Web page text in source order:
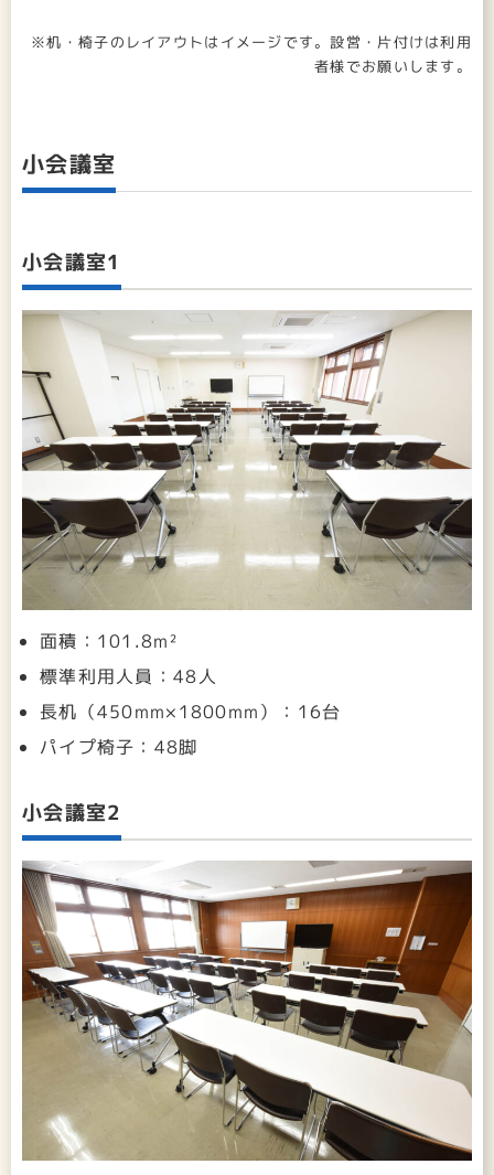
※机・椅子のレイアウトはイメージです。設営・片付けは利用
者様でお願いします。
小会議室
小会議室1
面積：101.8m²
標準利用人員：48人
長机（450mm×1800mm）：16台
パイプ椅子：48脚
小会議室2